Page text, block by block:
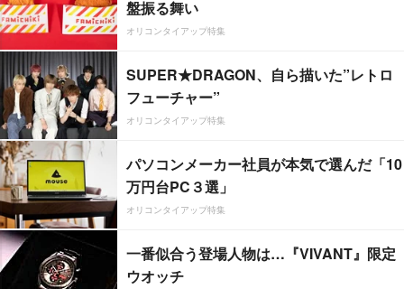
盤振る舞い
オリコンタイアップ特集
SUPER★DRAGON、自ら描いた”レトロ
フューチャー”
オリコンタイアップ特集
パソコンメーカー社員が本気で選んだ「10
万円台PC３選」
オリコンタイアップ特集
一番似合う登場人物は…『VIVANT』限定
ウオッチ